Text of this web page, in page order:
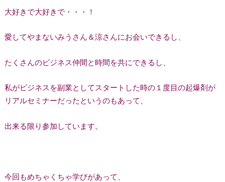
大好きで大好きで・・・！
愛してやまないみうさん＆涼さんにお会いできるし、
たくさんのビジネス仲間と時間を共にできるし、
私がビジネスを副業としてスタートした時の１度目の起爆剤が
リアルセミナーだったというのもあって、
出来る限り参加しています。
今回もめちゃくちゃ学びがあって、